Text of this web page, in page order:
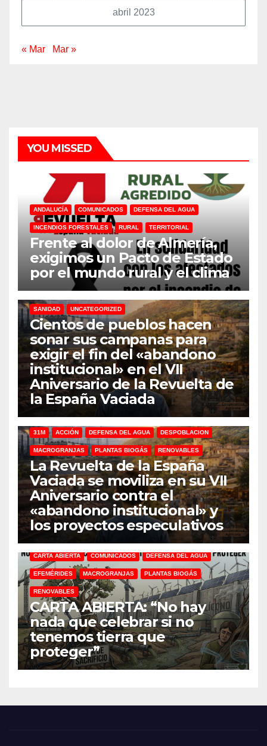
abril 2023
« Mar Mar »
YOU MISSED
ANDALUCÍA COMUNICADOS DEFENSA DEL AGUA
INCENDIOS FORESTALES RURAL TERRITORIAL
Frente al dolor de Almería,
exigimos un Pacto de Estado
por el mundo rural y el clima
31M DEFENSA DEL AGUA DESPOBLACION FERROCARRIL
MACROGRANJAS PLANTAS BIOGÁS RENOVABLES
SANIDAD UNCATEGORIZED
Cientos de pueblos hacen
sonar sus campanas para
exigir el fin del «abandono
institucional» en el VII
Aniversario de la Revuelta de
la España Vaciada
31M ACCIÓN DEFENSA DEL AGUA DESPOBLACION
MACROGRANJAS PLANTAS BIOGÁS RENOVABLES
La Revuelta de la España
Vaciada se moviliza en su VII
Aniversario contra el
«abandono institucional» y
los proyectos especulativos
CARTA ABIERTA COMUNICADOS DEFENSA DEL AGUA
EFEMÉRIDES MACROGRANJAS PLANTAS BIOGÁS
RENOVABLES
CARTA ABIERTA: “No hay
nada que celebrar si no
tenemos tierra que
proteger”